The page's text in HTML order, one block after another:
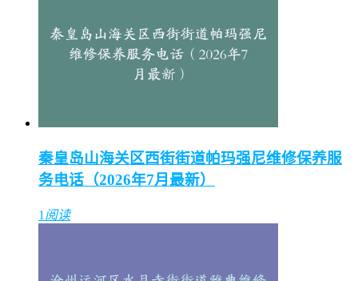
秦皇岛山海关区西街街道帕玛强尼维修保养服
务电话（2026年7月最新）
1 阅读